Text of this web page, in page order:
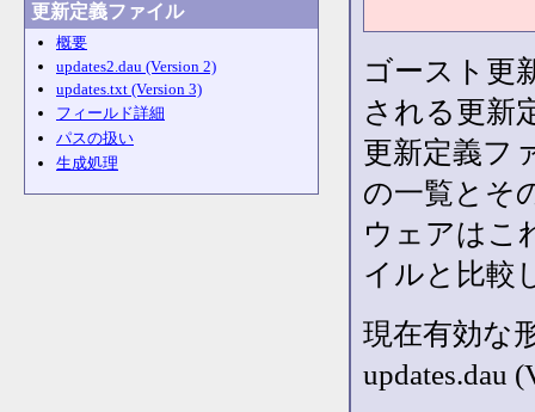
更新定義ファイル
概要
updates2.dau (Version 2)
updates.txt (Version 3)
フィールド詳細
パスの扱い
生成処理
ゴースト更
される更新
更新定義フ
の一覧とそ
ウェアはこ
イルと比較
現在有効な
updates.dau